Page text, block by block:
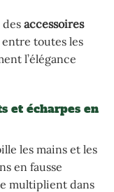
accessoires
toutes les
l’élégance
et écharpes en
les mains et les
en fausse
multiplient dans